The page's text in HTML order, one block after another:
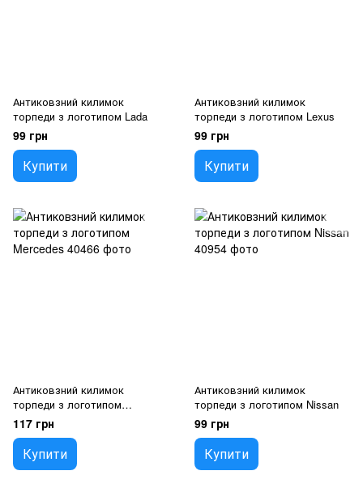
Антиковзний килимок
торпеди з логотипом Lada
99 грн
Купити
Антиковзний килимок
торпеди з логотипом Lexus
99 грн
Купити
Антиковзний килимок
торпеди з логотипом
Mercedes
117 грн
Купити
Антиковзний килимок
торпеди з логотипом Nissan
99 грн
Купити